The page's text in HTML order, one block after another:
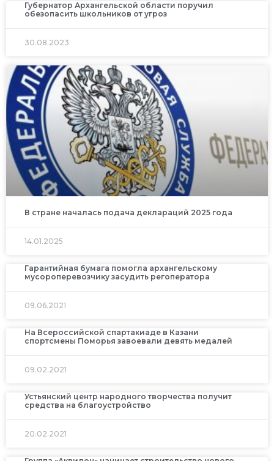
Губернатор Архангельской области поручил
обезопасить школьников от угроз
30.08.2023
В стране началась подача деклараций 2025 года
14.01.2025
Гарантийная бумага помогла архангельскому
мусороперевозчику засудить регоператора
09.06.2021
На Всероссийской спартакиаде в Казани
спортсмены Поморья завоевали девять медалей
09.02.2021
Устьянский центр народного творчества получит
средства на благоустройство
20.02.2021